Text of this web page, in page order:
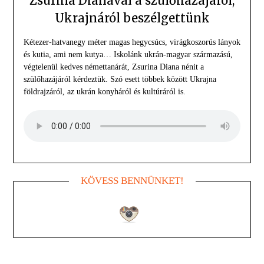
Ukrajnáról beszélgettünk
Kétezer-hatvanegy méter magas hegycsúcs, virágkoszorús lányok
és kutia, ami nem kutya… Iskolánk ukrán-magyar származású,
végtelenül kedves némettanárát, Zsurina Diana nénit a
szülőhazájáról kérdeztük. Szó esett többek között Ukrajna
földrajzáról, az ukrán konyháról és kultúráról is.
KÖVESS BENNÜNKET!